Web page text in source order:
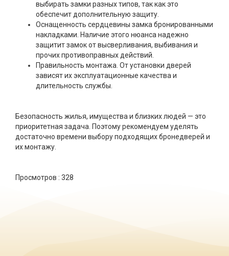
выбирать замки разных типов, так как это
обеспечит дополнительную защиту.
Оснащенность сердцевины замка бронированными
накладками. Наличие этого нюанса надежно
защитит замок от высверливания, выбивания и
прочих противоправных действий.
Правильность монтажа. От установки дверей
зависят их эксплуатационные качества и
длительность службы.
Безопасность жилья, имущества и близких людей — это
приоритетная задача. Поэтому рекомендуем уделять
достаточно времени выбору подходящих бронедверей и
их монтажу.
Просмотров : 328